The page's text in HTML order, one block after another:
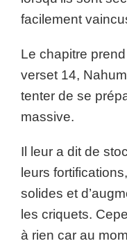
facilement
Le chapitre
verset 14,
tenter de se
massive.
Il leur a dit de
leurs
solides et
les criquets.
à rien car au